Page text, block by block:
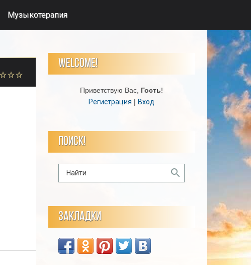
Музыкотерапия
WELCOME!
Приветствую Вас, Гость!
Регистрация | Вход
ПОИСК!
ЗАКЛАДКИ